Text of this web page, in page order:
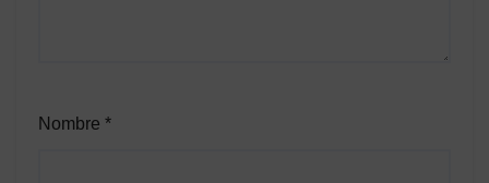
Nombre *